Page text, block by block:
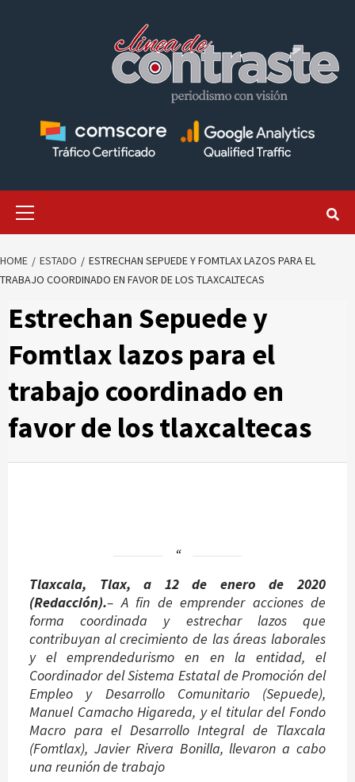
HOME ESTADO
ESTRECHAN SEPUEDE Y FOMTLAX LAZOS PARA EL
TRABAJO COORDINADO EN FAVOR DE LOS TLAXCALTECAS
Estrechan Sepuede y
Fomtlax lazos para el
trabajo coordinado en
favor de los tlaxcaltecas
Tlaxcala, Tlax, a 12 de enero de 2020
(Redacción).– A fin de emprender acciones de
forma coordinada y estrechar lazos que
contribuyan al crecimiento de las áreas laborales
y el emprendedurismo en en la entidad, el
Coordinador del Sistema Estatal de Promoción del
Empleo y Desarrollo Comunitario (Sepuede),
Manuel Camacho Higareda, y el titular del Fondo
Macro para el Desarrollo Integral de Tlaxcala
(Fomtlax), Javier Rivera Bonilla, llevaron a cabo
una reunión de trabajo